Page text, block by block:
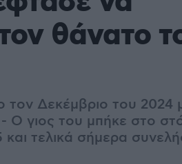
θάνατο
τον Δεκέμβριο του
γιος του μπήκε στο
τελικά σήμερα